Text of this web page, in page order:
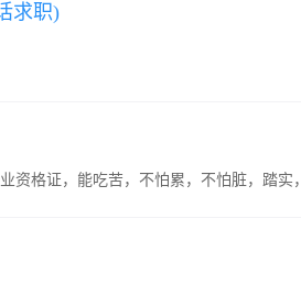
求职)
资格证，能吃苦，不怕累，不怕脏，踏